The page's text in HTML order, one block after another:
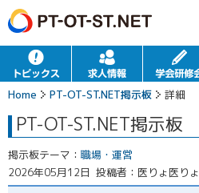
Home PT-OT-ST.NET掲示板 詳細
PT-OT-ST.NET掲示板
掲示板テーマ： 職場・運営
2026年05月12日 投稿者：医りょ医りょ